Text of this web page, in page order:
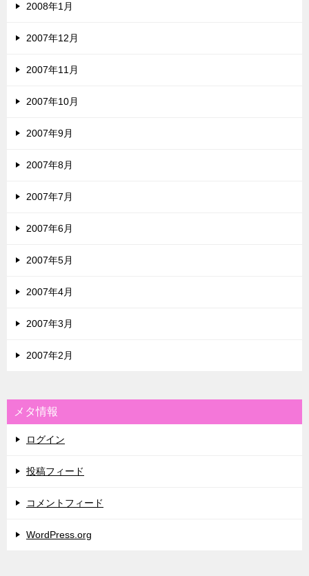
2008年1月
2007年12月
2007年11月
2007年10月
2007年9月
2007年8月
2007年7月
2007年6月
2007年5月
2007年4月
2007年3月
2007年2月
メタ情報
ログイン
投稿フィード
コメントフィード
WordPress.org